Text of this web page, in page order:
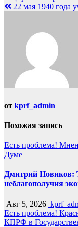
по22 мая 1940 года
от kprf_admin
Похожая запись
Есть проблема!
Думе
Дмитрий Новиков:
неблагополучия
Авг 5, 2026
Есть проблема!
КПРФ в